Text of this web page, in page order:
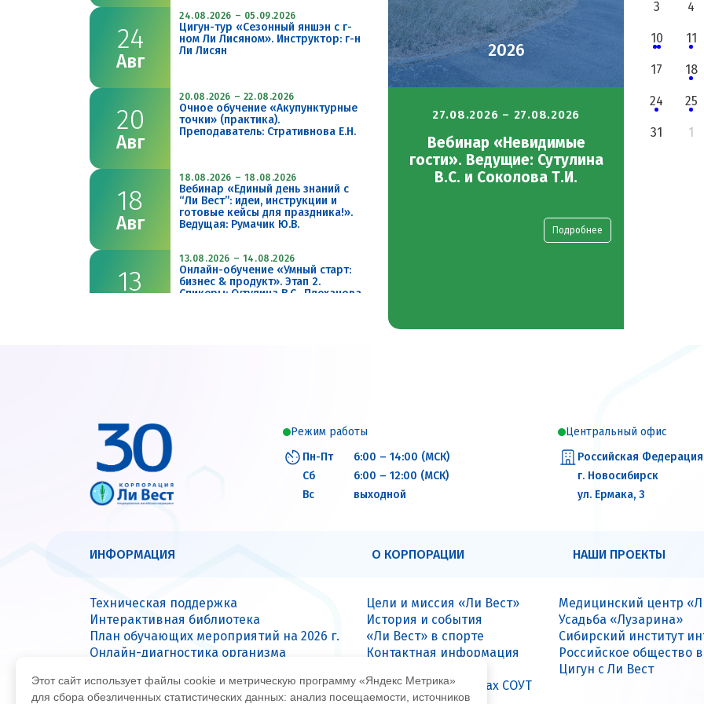
24
Авг
24.08.2026 – 05.09.2026
Цигун-тур «Сезонный яншэн с г-
ном Ли Лисяном». Инструктор: г-н
Ли Лисян
20
Авг
20.08.2026 – 22.08.2026
Очное обучение «Акупунктурные
точки» (практика).
Преподаватель: Стративнова Е.Н.
18
Авг
18.08.2026 – 18.08.2026
Вебинар «Единый день знаний с
“Ли Вест”: идеи, инструкции и
готовые кейсы для праздника!».
Ведущая: Румачик Ю.В.
13
13.08.2026 – 14.08.2026
Онлайн-обучение «Умный старт:
бизнес & продукт». Этап 2.
Спикеры: Сутулина В.С., Плеханова
10
Авг
Онлайн-обучение «Умный старт:
Спикеры: Емельянова А.-К.А.,
Авг
01
Авг
по BioHydrid®»
30
Вебинар «Концентрат “Май Вэй —
восполняющий”». Ведущая:
Сутулина В.С.
точки»
Подробнее
18.08.2026 – 18.08.2026
Вебинар «Единый день
инструкции и готовые кейсы
для праздника!». Ведущая:
Румачик Ю.В.
Подробнее
2026
27.08.2026 – 27.08.2026
Вебинар «Невидимые
гости». Ведущие: Сутулина
В.С. и Соколова Т.И.
Подробнее
3 4
10 11
17 18
24 25
31 1
Режим работы
Пн-Пт
6:00 – 14:00 (МСК)
Сб
6:00 – 12:00 (МСК)
Вс
выходной
Центральный офис
Российская Федерация
г. Новосибирск
ул. Ермака, 3
ИНФОРМАЦИЯ О КОРПОРАЦИИ НАШИ ПРОЕКТЫ
Техническая поддержка
Интерактивная библиотека
План обучающих мероприятий на 2026 г.
Онлайн-диагностика организма
Сервисные центры
Цели и миссия «Ли Вест»
История и события
«Ли Вест» в спорте
Контактная информация
Данные о результатах СОУТ
Медицинский центр
Усадьба «Лузарина»
Сибирский институт
Российское общество
Цигун с Ли Вест
Этот сайт использует файлы cookie и метрическую программу «Яндекс Метрика»
для сбора обезличенных статистических данных: анализ посещаемости, источников